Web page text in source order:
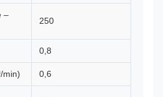
–
250
0,8
min) 0,6